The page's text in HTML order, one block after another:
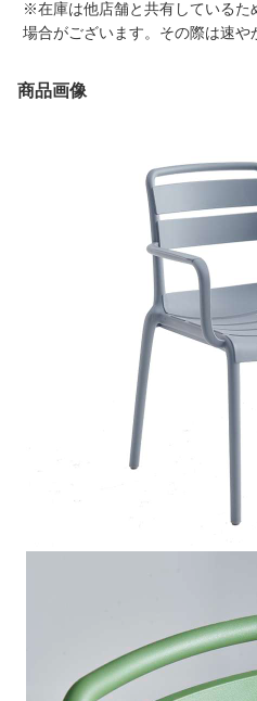
※在庫は他店舗と共有しているた
場合がございます。その際は速や
商品画像